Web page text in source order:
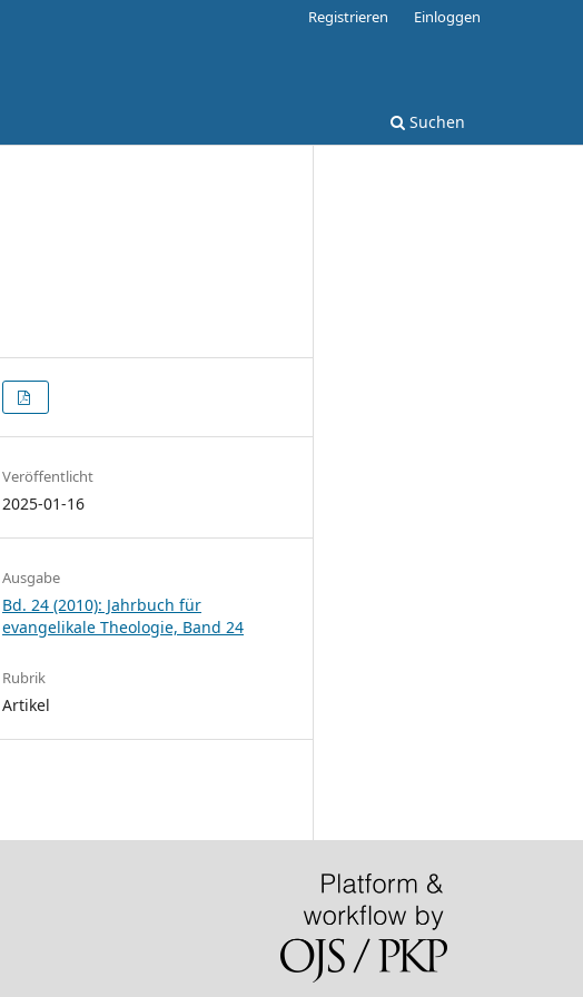
Suchen
Registrieren Einloggen
Veröffentlicht
2025-01-16
Ausgabe
Bd. 24 (2010): Jahrbuch für
evangelikale Theologie, Band 24
Rubrik
Artikel